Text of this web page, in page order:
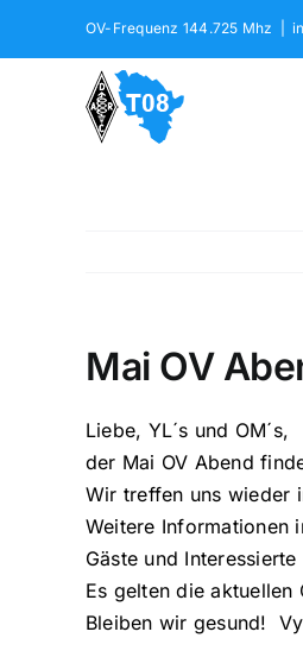
OV-Frequenz 144.725 Mhz
Mai OV
Liebe, YL´s und OM´s,
der Mai OV Abend
Wir treffen uns wieder
Weitere Informationen
Gäste und
Es gelten die aktuellen
Bleiben wir gesund!